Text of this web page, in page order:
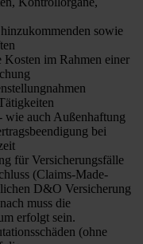
sowie
Kosten im Rahmen einer
wie auch Außenhaftung
bei
für Versicherungsfälle
(Claims-Made-
D&O Versicherung
muss die
erfolgt sein.
(ohne